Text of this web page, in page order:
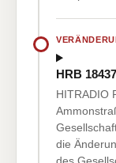
HRB 18437
HITRADIO
die